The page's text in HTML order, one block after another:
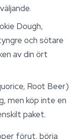
Dough,
och sötare
av din ört
Root Beer)
men köp inte en
paket.
förut, börja